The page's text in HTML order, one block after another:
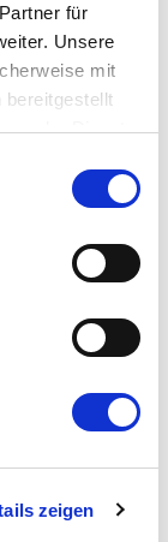
für
Unsere
mit
bereitgestellt
der Dienste
zeigen
Starten
und
Texten,